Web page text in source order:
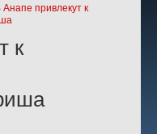
Анапе привлекут к
к